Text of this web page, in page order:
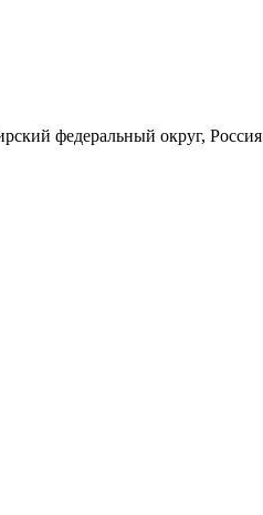
федеральный округ, Россия